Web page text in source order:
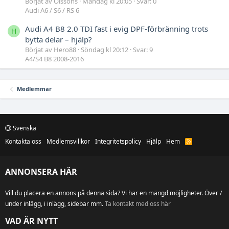
Audi A6 / S6 / RS 6
H
Audi A4 B8 2.0 TDI fast i evig DPF-förbränning trots
bytta delar – hjälp?
Börjat av Hero88 Söndag kl 20:12 Svar: 9
A4/S4 B8 2008-2016
Medlemmar
Svenska
Kontakta oss
Medlemsvillkor Integritetspolicy Hjälp Hem
R
ANNONSERA HÄR
Vill du placera en annons på denna sida? Vi har en mängd möjligheter. Över /
under inlägg, i inlägg, sidebar mm.Ta kontakt med oss här
VAD ÄR NYTT